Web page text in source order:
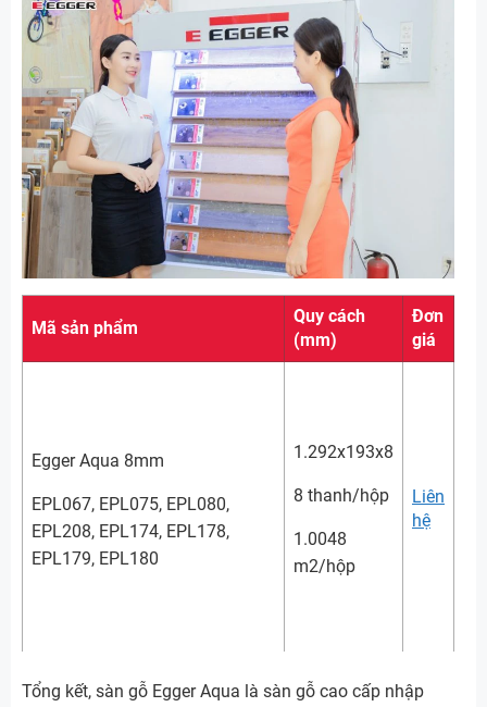
Mã sản phẩm
Quy cách
(mm)
Đơn
giá
Egger Aqua 8mm
EPL067, EPL075, EPL080,
EPL208, EPL174, EPL178,
EPL179, EPL180
1.292x193x8
8 thanh/hộp
1.0048
m2/hộp
Liên
hệ
Tổng kết, sàn gỗ Egger Aqua là sàn gỗ cao cấp nhập